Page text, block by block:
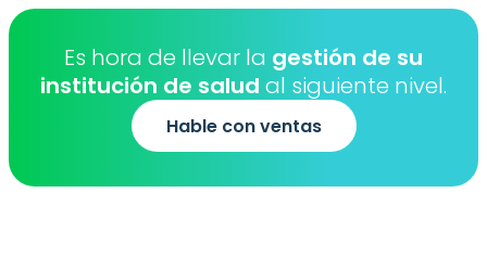
Es hora de llevar la gestión de su
institución de salud al siguiente nivel.
Hable con ventas